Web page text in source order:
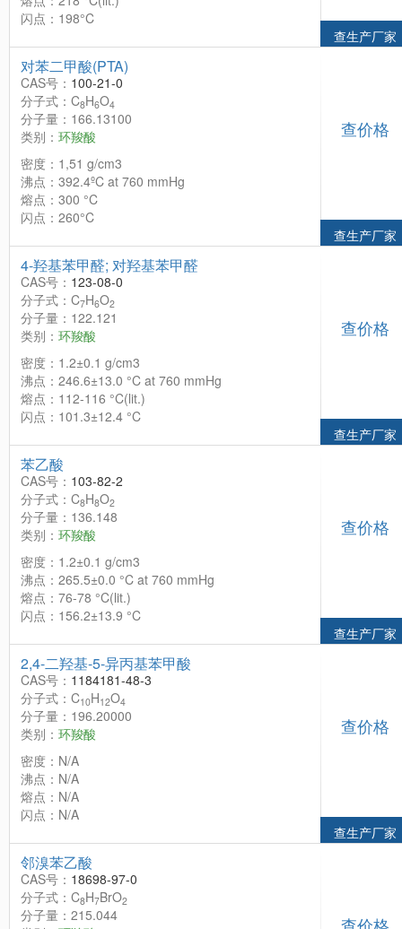
闪点：198°C
查生产厂家
对苯二甲酸(PTA)
CAS号： 100-21-0
分子式：C8H6O4
分子量：166.13100
类别： 环羧酸
密度：1,51 g/cm3
沸点：392.4ºC at 760 mmHg
熔点：300 °C
闪点：260°C
查价格
查生产厂家
4-羟基苯甲醛; 对羟基苯甲醛
CAS号： 123-08-0
分子式：C7H6O2
分子量：122.121
类别： 环羧酸
密度：1.2±0.1 g/cm3
沸点：246.6±13.0 °C at 760 mmHg
熔点：112-116 °C(lit.)
闪点：101.3±12.4 °C
查价格
查生产厂家
苯乙酸
CAS号： 103-82-2
分子式：C8H8O2
分子量：136.148
类别： 环羧酸
密度：1.2±0.1 g/cm3
沸点：265.5±0.0 °C at 760 mmHg
熔点：76-78 °C(lit.)
闪点：156.2±13.9 °C
查价格
查生产厂家
2,4-二羟基-5-异丙基苯甲酸
CAS号： 1184181-48-3
分子式：C10H12O4
分子量：196.20000
类别： 环羧酸
密度：N/A
沸点：N/A
熔点：N/A
闪点：N/A
查价格
查生产厂家
邻溴苯乙酸
CAS号： 18698-97-0
分子式：C8H7BrO2
分子量：215.044
查价格